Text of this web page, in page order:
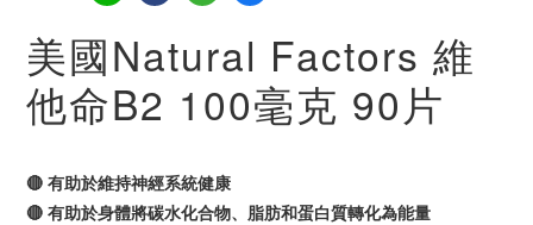
美國Natural Factors 維
他命B2 100毫克 90片
🔴 有助於維持神經系統健康
🔴 有助於身體將碳水化合物、脂肪和蛋白質轉化為能量